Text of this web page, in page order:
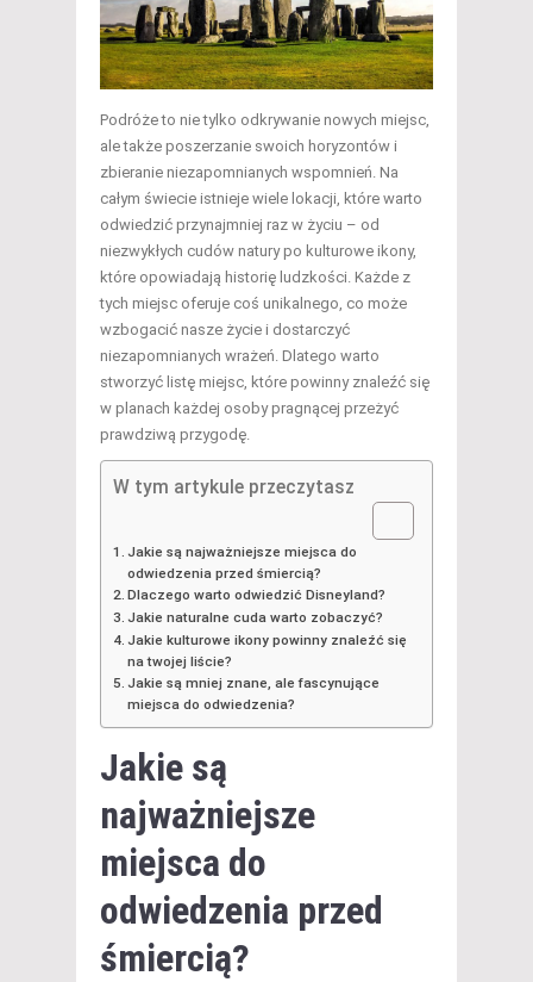
Podróże to nie tylko odkrywanie nowych miejsc,
ale także poszerzanie swoich horyzontów i
zbieranie niezapomnianych wspomnień. Na
całym świecie istnieje wiele lokacji, które warto
odwiedzić przynajmniej raz w życiu – od
niezwykłych cudów natury po kulturowe ikony,
które opowiadają historię ludzkości. Każde z
tych miejsc oferuje coś unikalnego, co może
wzbogacić nasze życie i dostarczyć
niezapomnianych wrażeń. Dlatego warto
stworzyć listę miejsc, które powinny znaleźć się
w planach każdej osoby pragnącej przeżyć
prawdziwą przygodę.
W tym artykule przeczytasz
Jakie są najważniejsze miejsca do
odwiedzenia przed śmiercią?
Dlaczego warto odwiedzić Disneyland?
Jakie naturalne cuda warto zobaczyć?
Jakie kulturowe ikony powinny znaleźć się
na twojej liście?
Jakie są mniej znane, ale fascynujące
miejsca do odwiedzenia?
Jakie są
najważniejsze
miejsca do
odwiedzenia przed
śmiercią?